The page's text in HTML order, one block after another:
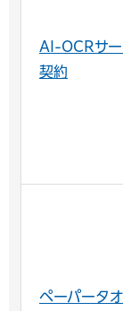
AI-OCRサー
契約
ペーパータ